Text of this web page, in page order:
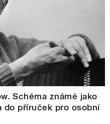
Schéma známé jako
do příruček pro osobní